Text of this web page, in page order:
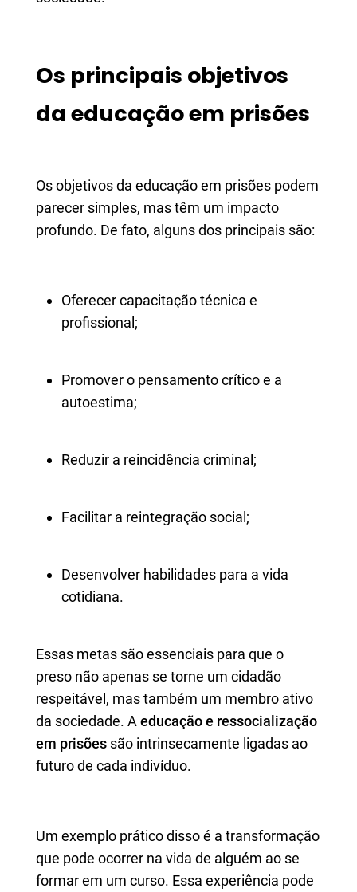
Os principais objetivos
da educação em prisões
Os objetivos da educação em prisões podem
parecer simples, mas têm um impacto
profundo. De fato, alguns dos principais são:
Oferecer capacitação técnica e
profissional;
Promover o pensamento crítico e a
autoestima;
Reduzir a reincidência criminal;
Facilitar a reintegração social;
Desenvolver habilidades para a vida
cotidiana.
Essas metas são essenciais para que o
preso não apenas se torne um cidadão
respeitável, mas também um membro ativo
da sociedade. A educação e ressocialização
em prisões são intrinsecamente ligadas ao
futuro de cada indivíduo.
Um exemplo prático disso é a transformação
que pode ocorrer na vida de alguém ao se
formar em um curso. Essa experiência pode